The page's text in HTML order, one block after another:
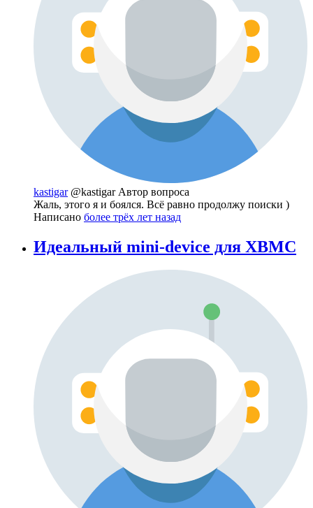
kastigar @kastigar Автор вопроса
Жаль, этого я и боялся. Всё равно продолжу поиски )
Написано более трёх лет назад
Идеальный mini-device для XBMC